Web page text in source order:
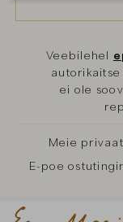
Veebilehel
ei ole
Meie
E-poe